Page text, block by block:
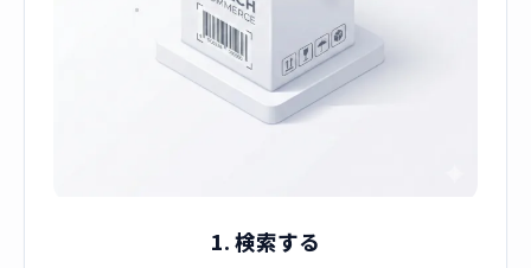
1. 検索する